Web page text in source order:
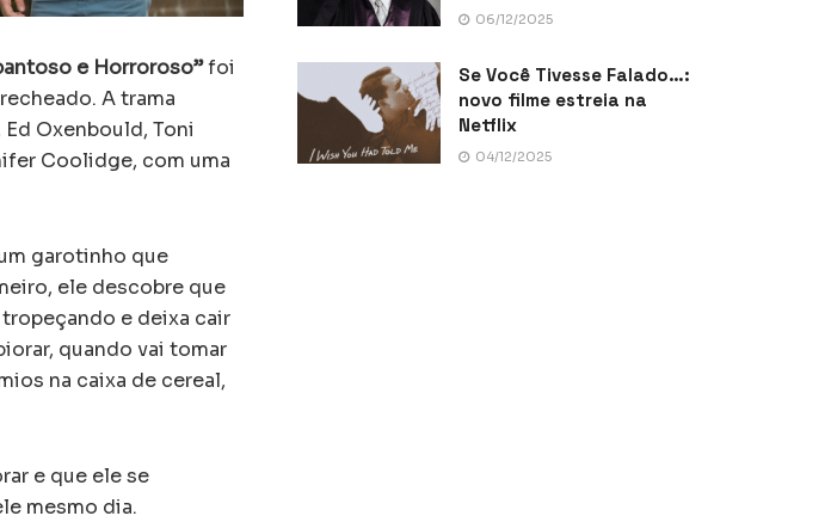
e Horroroso”foi
A trama
Oxenbould, Toni
Coolidge, com uma
garotinho que
ele descobre que
e deixa cair
quando vai tomar
na caixa de cereal,
e que ele se
mesmo dia.
06/12/2025
Se Você Tivesse Falado…:
novo filme estreia na
Netflix
04/12/2025